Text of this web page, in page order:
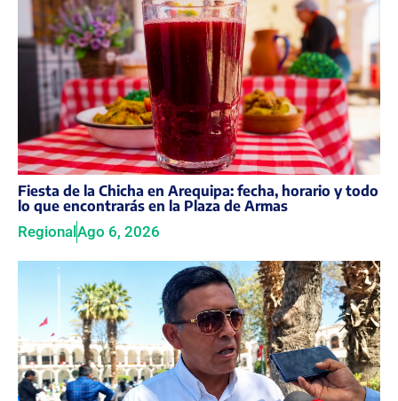
Fiesta de la Chicha en Arequipa: fecha, horario y todo
lo que encontrarás en la Plaza de Armas
Regional Ago 6, 2026